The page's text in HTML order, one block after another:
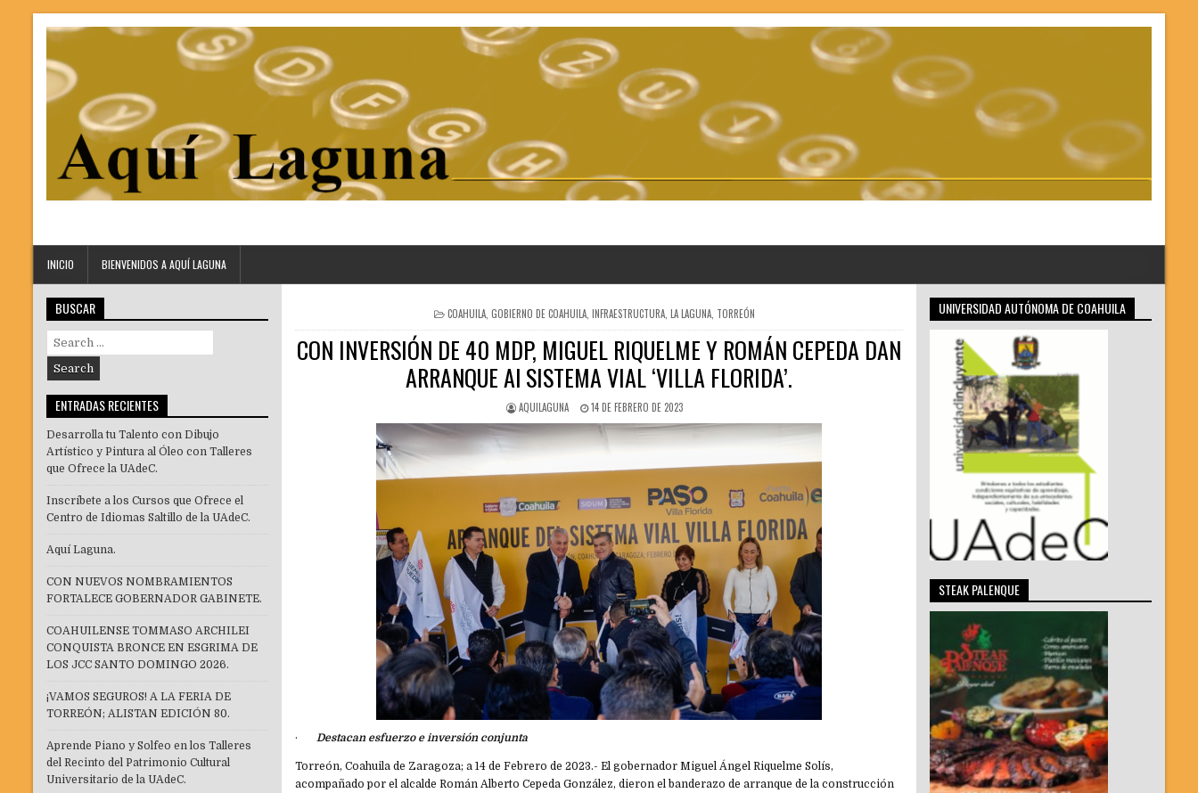
INICIO BIENVENIDOS A AQUÍ LAGUNA
POSTED
IN
COAHUILA, GOBIERNO DE COAHUILA, INFRAESTRUCTURA, LA LAGUNA, TORREÓN
CON INVERSIÓN DE 40 MDP, MIGUEL RIQUELME Y ROMÁN CEPEDA DAN
ARRANQUE Al SISTEMA VIAL ‘VILLA FLORIDA’.
AQUILAGUNA 14 DE FEBRERO DE 2023
· Destacan esfuerzo e inversión conjunta
Torreón, Coahuila de Zaragoza; a 14 de Febrero de 2023.- El gobernador Miguel Ángel Riquelme Solís,
acompañado por el alcalde Román Alberto Cepeda González, dieron el banderazo de arranque de la construcción
BUSCAR
Search
for:
ENTRADAS RECIENTES
Desarrolla tu Talento con Dibujo
Artístico y Pintura al Óleo con Talleres
que Ofrece la UAdeC.
Inscríbete a los Cursos que Ofrece el
Centro de Idiomas Saltillo de la UAdeC.
Aquí Laguna.
CON NUEVOS NOMBRAMIENTOS
FORTALECE GOBERNADOR GABINETE.
COAHUILENSE TOMMASO ARCHILEI
CONQUISTA BRONCE EN ESGRIMA DE
LOS JCC SANTO DOMINGO 2026.
¡VAMOS SEGUROS! A LA FERIA DE
TORREÓN; ALISTAN EDICIÓN 80.
Aprende Piano y Solfeo en los Talleres
del Recinto del Patrimonio Cultural
Universitario de la UAdeC.
UNIVERSIDAD AUTÓNOMA DE COAHUILA
STEAK PALENQUE